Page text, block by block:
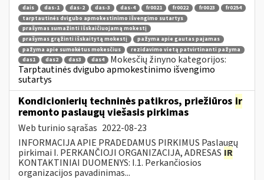
dais das-1 das-2 das-3 das-4 fr0021 fr0022 fr0023
fr0254
tarptautinės dvigubo apmokestinimo išvengimo sutartys
prašymas sumažinti išskaičiuojamą mokestį
prašymas grąžinti išskaitytą mokestį
pažyma apie gautas pajamas
pažyma apie sumokėtus mokesčius
rezidavimo vietą patvirtinanti pažyma
das1
das2 das3 das4
Mokesčių žinyno kategorijos:
Tarptautinės dvigubo apmokestinimo išvengimo
sutartys
Kondicionierių techninės patikros, priežiūros ir
remonto paslaugų viešasis pirkimas
Web turinio sąrašas 2022-08-23
INFORMACIJA APIE PRADEDAMUS PIRKIMUS Paslaugų
pirkimai I. PERKANČIOJI ORGANIZACIJA, ADRESAS IR
KONTAKTINIAI DUOMENYS: I.1. Perkančiosios
organizacijos pavadinimas...